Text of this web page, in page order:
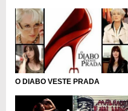
O DIABO VESTE PRADA